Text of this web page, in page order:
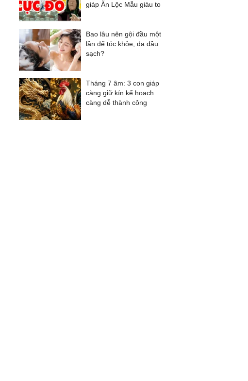
giáp Ăn Lộc Mẫu giàu to
Bao lâu nên gội đầu một
lần để tóc khỏe, da đầu
sạch?
Tháng 7 âm: 3 con giáp
càng giữ kín kế hoạch
càng dễ thành công